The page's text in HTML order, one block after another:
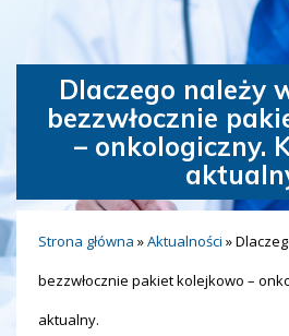
Dlaczego należy
bezzwłocznie
– onkologiczny.
Strona główna »Aktualności »
bezzwłocznie pakiet kolejkowo –
aktualny.